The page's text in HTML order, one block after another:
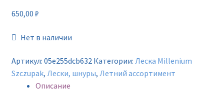
650,00 ₽
Нет в наличии
Артикул: 05e255dcb632 Категории: Леска Millenium
Szczupak, Лески, шнуры, Летний ассортимент
Описание